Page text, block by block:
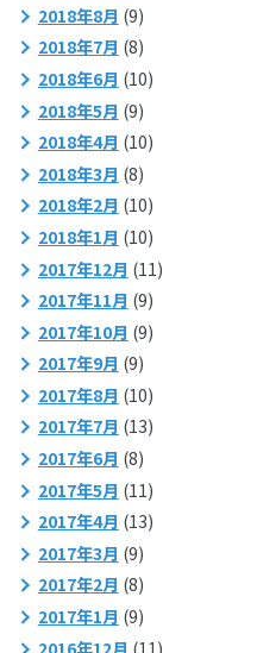
2018年8月 (9)
2018年7月 (8)
2018年6月 (10)
2018年5月 (9)
2018年4月 (10)
2018年3月 (8)
2018年2月 (10)
2018年1月 (10)
2017年12月 (11)
2017年11月 (9)
2017年10月 (9)
2017年9月 (9)
2017年8月 (10)
2017年7月 (13)
2017年6月 (8)
2017年5月 (11)
2017年4月 (13)
2017年3月 (9)
2017年2月 (8)
2017年1月 (9)
2016年12月 (11)